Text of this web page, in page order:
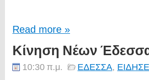
Read more »
Κίνηση Νέων
10:30 π.μ. ΕΔΕΣΣΑ,